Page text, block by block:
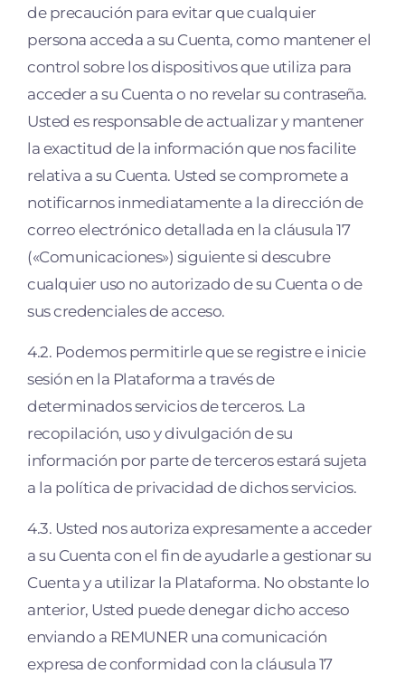
de precaución para evitar que cualquier
persona acceda a su Cuenta, como mantener el
control sobre los dispositivos que utiliza para
acceder a su Cuenta o no revelar su contraseña.
Usted es responsable de actualizar y mantener
la exactitud de la información que nos facilite
relativa a su Cuenta. Usted se compromete a
notificarnos inmediatamente a la dirección de
correo electrónico detallada en la cláusula 17
(«Comunicaciones») siguiente si descubre
cualquier uso no autorizado de su Cuenta o de
sus credenciales de acceso.
4.2. Podemos permitirle que se registre e inicie
sesión en la Plataforma a través de
determinados servicios de terceros. La
recopilación, uso y divulgación de su
información por parte de terceros estará sujeta
a la política de privacidad de dichos servicios.
4.3. Usted nos autoriza expresamente a acceder
a su Cuenta con el fin de ayudarle a gestionar su
Cuenta y a utilizar la Plataforma. No obstante lo
anterior, Usted puede denegar dicho acceso
enviando a REMUNER una comunicación
expresa de conformidad con la cláusula 17